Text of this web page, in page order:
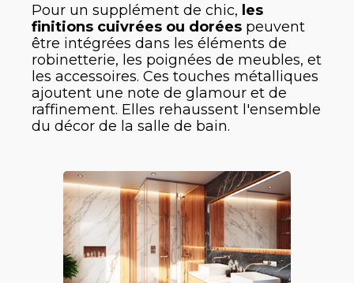
Pour un supplément de chic, les
finitions cuivrées ou dorées peuvent
être intégrées dans les éléments de
robinetterie, les poignées de meubles, et
les accessoires. Ces touches métalliques
ajoutent une note de glamour et de
raffinement. Elles rehaussent l'ensemble
du décor de la salle de bain.